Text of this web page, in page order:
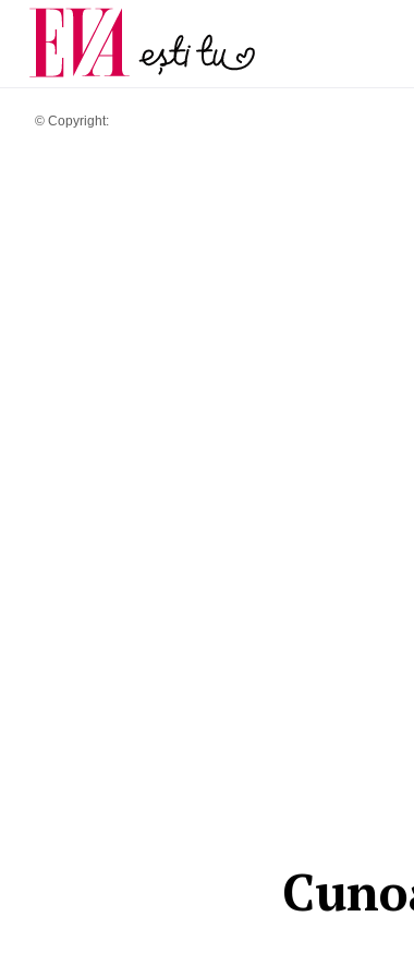
© Copyright:
Carieră
Actualitate